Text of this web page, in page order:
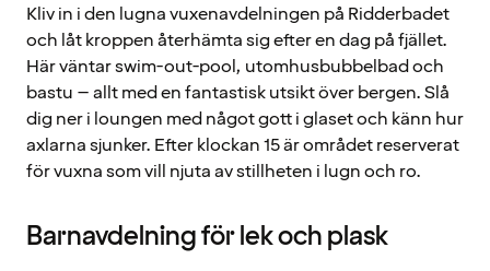
Kliv in i den lugna vuxenavdelningen på Ridderbadet
och låt kroppen återhämta sig efter en dag på fjället.
Här väntar swim-out-pool, utomhusbubbelbad och
bastu – allt med en fantastisk utsikt över bergen. Slå
dig ner i loungen med något gott i glaset och känn hur
axlarna sjunker. Efter klockan 15 är området reserverat
för vuxna som vill njuta av stillheten i lugn och ro.
Barnavdelning för lek och plask